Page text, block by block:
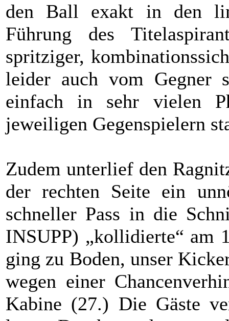
den Ball exakt in den
Führung des
spritziger,
leider auch vom Gegner
einfach in sehr vielen
jeweiligen Gegenspielern
Zudem unterlief den
der rechten Seite ein
schneller Pass in die
INSUPP) „kollidierte“ am
ging zu Boden, unser
wegen einer
Kabine (27.) Die Gäste